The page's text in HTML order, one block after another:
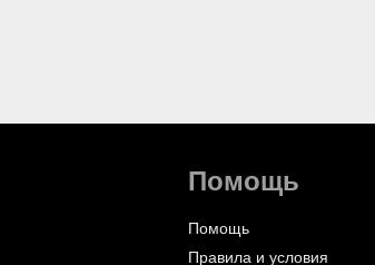
Помощь
Помощь
Правила и условия